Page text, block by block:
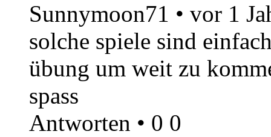
Sunnymoon71 • vor 1
solche spiele sind
übung um weit zu
spass
Antworten • 0 0